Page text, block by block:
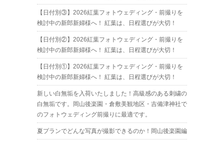
【日付別③】2026紅葉フォトウェディング・前撮りを
検討中の新郎新婦様へ！ 紅葉は、日程選びが大切！
【日付別②】2026紅葉フォトウェディング・前撮りを
検討中の新郎新婦様へ！ 紅葉は、日程選びが大切！
【日付別①】2026紅葉フォトウェディング・前撮りを
検討中の新郎新婦様へ！ 紅葉は、日程選びが大切！
新しい白無垢を入荷いたしました！高級感のある刺繍の
白無垢です。岡山後楽園・倉敷美観地区・吉備津神社で
のフォトウェディング前撮りに最適です。
夏プランでどんな写真が撮影できるのか！岡山後楽園編